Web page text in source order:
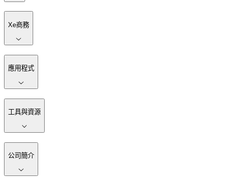
Xe商務
應用程式
工具與資源
公司簡介